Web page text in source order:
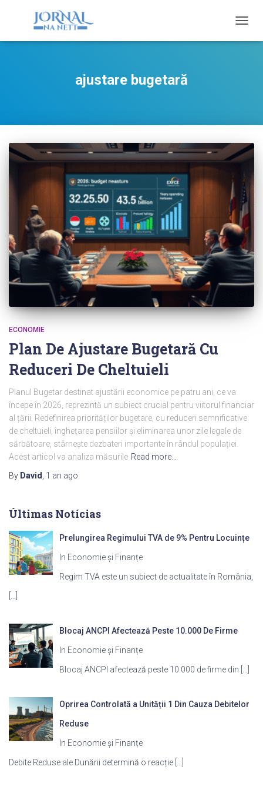
ajustare bugetară
ECONOMIE
Plan De Ajustare Bugetară Cu
Reduceri De Cheltuieli
Planul Bugetar destinat ajustării economice pe patru ani, ce va
începe în 2026, reprezintă un subiect crucial pentru viitorul financiar
al țării. Redefinirea priorităților bugetare, cu reduceri semnificative
de cheltuieli, înghețarea pensiilor și eliminarea unor zile legale de
sărbătoare, stârnește dezbateri importante în rândul populației.
Acest articol va analiza măsurile Read more…
By David 1 an ago
Últimas Notícias
Prelungirea Regimului TVA de 9% Pentru Locuințe
In Economie și Finanțe
Regim TVA este un subiect de actualitate în România,
Blocaj ANCPI Afectează Peste 10.000 De Firme
In Economie și Finanțe
Blocaj ANCPI afectează peste 10.000 de firme din
Oprirea Controlată a Unității 1 Din Cauza Debitelor
Reduse
In Economie și Finanțe
Debite Reduse ale Dunării determină o reacție